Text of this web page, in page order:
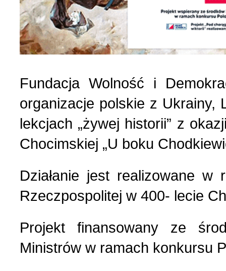
Fundacja Wolność i
organizacje polskie z Ukrainy,
lekcjach „żywej historii” z
Chocimskiej „U boku
Działanie jest realizowane w
Rzeczpospolitej w 400- lecie
Projekt finansowany ze
Ministrów w ramach konkursu